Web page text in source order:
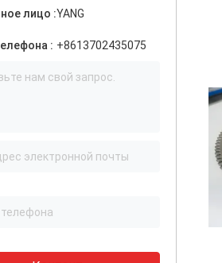
лицо :YANG
: +8613702435075